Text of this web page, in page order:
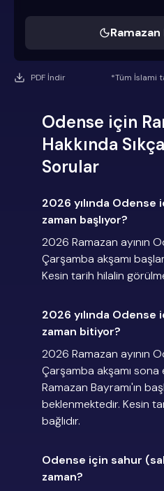
Ramazan
PDF İndir *Tüm İslami
Odense için
Hakkında
Sorular
2026 yılında Odense
zaman başlıyor?
2026 Ramazan ayının
Çarşamba akşamı
Kesin tarih hilalin
2026 yılında Odense
zaman bitiyor?
2026 Ramazan ayının
Çarşamba akşamı sona
Ramazan Bayramı'ın
beklenmektedir. Kesin
bağlıdır.
Odense için sahur
zaman?